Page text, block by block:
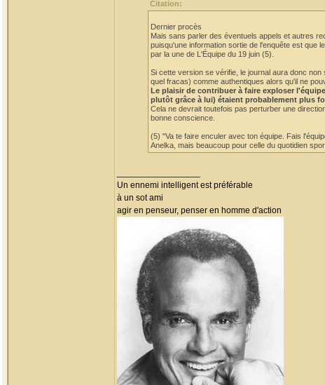
Citation:
Dernier procès
Mais sans parler des éventuels appels et autres
puisqu'une information sortie de l'enquête est que
par la une de L'Équipe du 19 juin (5).
Si cette version se vérifie, le journal aura donc
quel fracas) comme authentiques alors qu'il ne
Le plaisir de contribuer à faire exploser
plutôt grâce à lui) étaient probablement plus
Cela ne devrait toutefois pas perturber une
bonne conscience.
(5) "Va te faire enculer avec ton équipe. Fais
Anelka, mais beaucoup pour celle du quotidien
Un ennemi intelligent est préférable
à un sot ami
agir en penseur, penser en homme d'action